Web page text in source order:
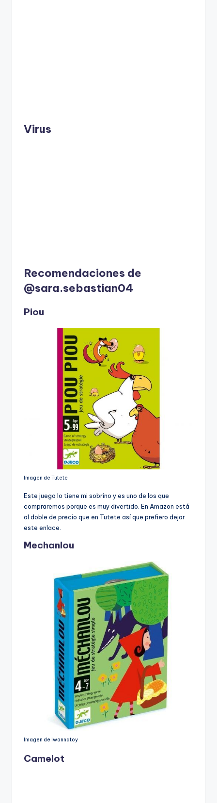
Virus
Recomendaciones de
@sara.sebastian04
Piou
Imagen de Tutete
Este juego lo tiene mi sobrino y es uno de los que
compraremos porque es muy divertido. En Amazon está
al doble de precio que en Tutete así que prefiero dejar
este enlace.
Mechanlou
Imagen de Iwannatoy
Camelot